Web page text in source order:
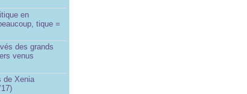
en
tique =
des grands
venus
de Xenia